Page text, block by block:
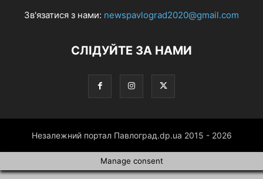
Зв'язатися з нами: newspavlograd2020@gmail.com
СЛІДУЙТЕ ЗА НАМИ
Незалежний портал Павлоград.dp.ua 2015 - 2026
Manage consent